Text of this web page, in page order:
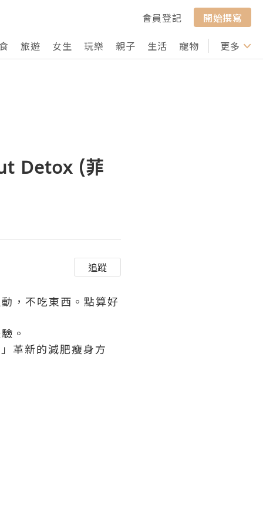
會員登記
開始撰寫
旅遊 女生 玩樂 親子 生活 寵物 行山 打卡
更多
Detox (菲
追蹤
，不吃東西。點算好
。
革新的減肥瘦身方